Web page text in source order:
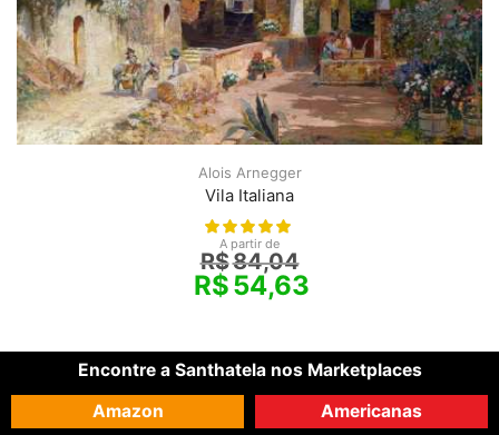
Alois Arnegger
Vila Italiana
A partir de
R$84,04
R$54,63
Encontre a Santhatela nos Marketplaces
Amazon
Americanas